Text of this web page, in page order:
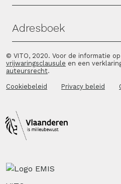
Adresboek
© VITO, 2020. Voor de informatie
vrijwaringsclausule en een
auteursrecht.
Cookiebeleid Privacy beleid